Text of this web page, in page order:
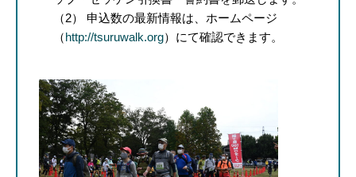
（2） 申込数の最新情報は、ホームページ
（http://tsuruwalk.org）にて確認できます。